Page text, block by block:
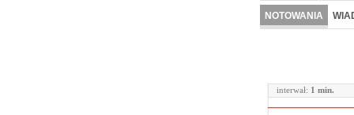
NOTOWANIA
interwał: 1 min.